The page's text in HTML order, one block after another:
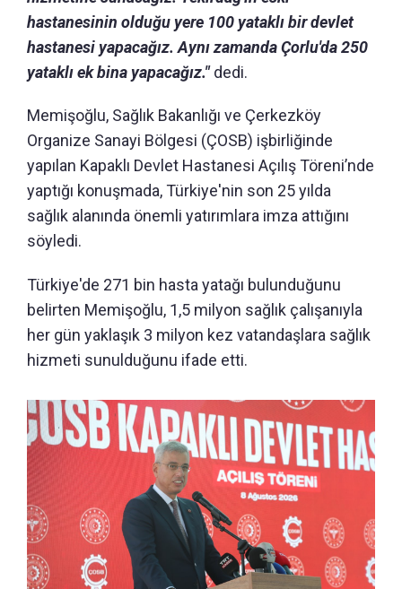
hastanesinin olduğu yere 100 yataklı bir devlet
hastanesi yapacağız. Aynı zamanda Çorlu'da 250
yataklı ek bina yapacağız."dedi.
Memişoğlu, Sağlık Bakanlığı ve Çerkezköy
Organize Sanayi Bölgesi (ÇOSB) işbirliğinde
yapılan Kapaklı Devlet Hastanesi Açılış Töreni’nde
yaptığı konuşmada, Türkiye'nin son 25 yılda
sağlık alanında önemli yatırımlara imza attığını
söyledi.
Türkiye'de 271 bin hasta yatağı bulunduğunu
belirten Memişoğlu, 1,5 milyon sağlık çalışanıyla
her gün yaklaşık 3 milyon kez vatandaşlara sağlık
hizmeti sunulduğunu ifade etti.